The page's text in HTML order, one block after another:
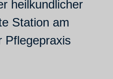
heilkundlicher
Station am
Pflegepraxis